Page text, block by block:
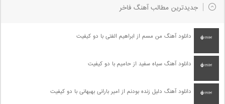
جدیدترین مطالب آهنگ فاخر
دانلود آهنگ من مسم از ابراهیم الفتی با دو کیفیت
دانلود آهنگ سیاه سفید از حامیم با دو کیفیت
دانلود آهنگ دلیل زنده بودنم از امیر بارانی بهبهانی با دو کیفیت